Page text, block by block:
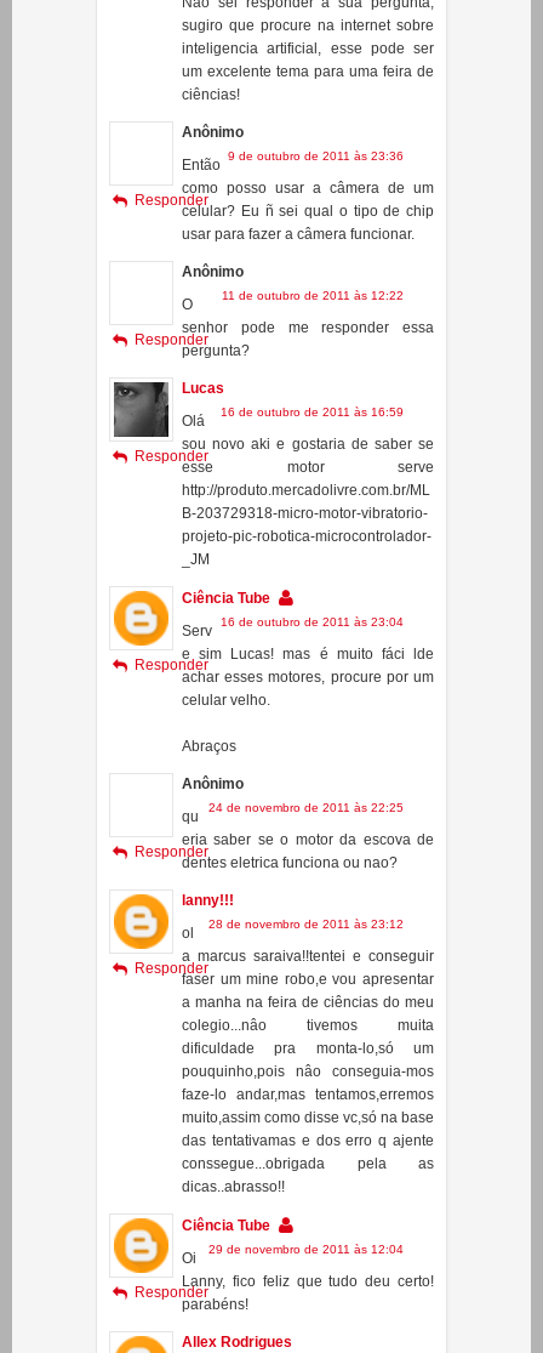
Anônimo
9 de outubro de 2011 às 23:36
Então
celular? Eu ñ sei qual o tipo de chip
usar para fazer a câmera funcionar.
Responder
Anônimo
11 de outubro de 2011 às 12:22
senhor pode me responder essa
pergunta?
Responder
Lucas
16 de outubro de 2011 às 16:59
Olá
sou novo aki e gostaria de saber se
esse motor serve
http://produto.mercadolivre.com.br/ML
projeto-pic-robotica-microcontrolador-
Responder
Ciência Tube
16 de outubro de 2011 às 23:04
Serv
e sim Lucas! mas é muito fáci lde
achar esses motores, procure por um
celular velho.
Abraços
Responder
Anônimo
eria saber se o motor da escova de
dentes eletrica funciona ou nao?
Responder
lanny!!!
28 de novembro de 2011 às 23:12
ol
faser um mine robo,e vou apresentar
a manha na feira de ciências do meu
dificuldade pra monta-lo,só um
pouquinho,pois nâo conseguia-mos
muito,assim como disse vc,só na base
das tentativamas e dos erro q ajente
conssegue...obrigada pela as
dicas..abrasso!!
Responder
Ciência Tube
29 de novembro de 2011 às 12:04
Oi
parabéns!
Responder
Allex Rodrigues
7 de janeiro de 2012 às 01:36
bom,ti
ve q fazer uma boa mudança nesse
robozinho.como não encontrei o
Responder